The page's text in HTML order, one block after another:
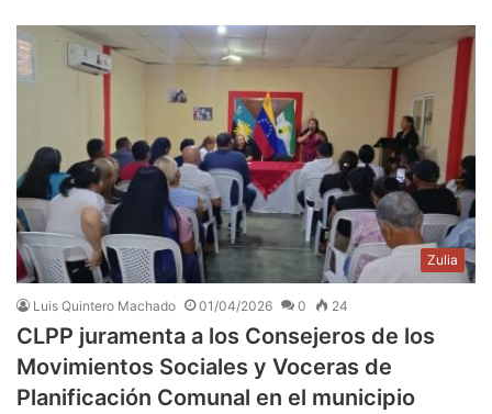
Zulia
Luis Quintero Machado 01/04/2026 0 24
CLPP juramenta a los Consejeros de los
Movimientos Sociales y Voceras de
Planificación Comunal en el municipio